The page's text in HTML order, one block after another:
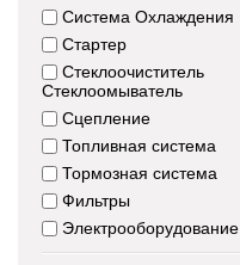
Система Охлаждения
Стартер
Стеклоочиститель
Стеклоомыватель
Сцепление
Топливная система
Тормозная система
Фильтры
Электрооборудование